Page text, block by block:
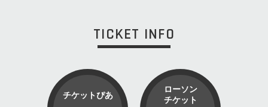
TICKET INFO
チケットぴあ
ローソン
チケット